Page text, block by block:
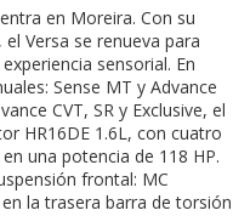
en Moreira. Con su
Versa se renueva para
sensorial. En
Sense MT y Advance
CVT, SR y Exclusive, el
HR16DE 1.6L, con cuatro
una potencia de 118 HP.
frontal: MC
la trasera barra de torsión